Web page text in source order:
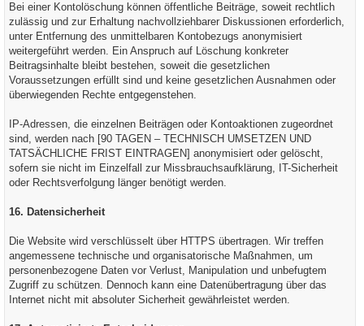
Bei einer Kontolöschung können öffentliche Beiträge, soweit rechtlich
zulässig und zur Erhaltung nachvollziehbarer Diskussionen erforderlich,
unter Entfernung des unmittelbaren Kontobezugs anonymisiert
weitergeführt werden. Ein Anspruch auf Löschung konkreter
Beitragsinhalte bleibt bestehen, soweit die gesetzlichen
Voraussetzungen erfüllt sind und keine gesetzlichen Ausnahmen oder
überwiegenden Rechte entgegenstehen.
IP-Adressen, die einzelnen Beiträgen oder Kontoaktionen zugeordnet
sind, werden nach [90 TAGEN – TECHNISCH UMSETZEN UND
TATSÄCHLICHE FRIST EINTRAGEN] anonymisiert oder gelöscht,
sofern sie nicht im Einzelfall zur Missbrauchsaufklärung, IT-Sicherheit
oder Rechtsverfolgung länger benötigt werden.
16. Datensicherheit
Die Website wird verschlüsselt über HTTPS übertragen. Wir treffen
angemessene technische und organisatorische Maßnahmen, um
personenbezogene Daten vor Verlust, Manipulation und unbefugtem
Zugriff zu schützen. Dennoch kann eine Datenübertragung über das
Internet nicht mit absoluter Sicherheit gewährleistet werden.